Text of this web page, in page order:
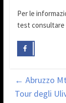
Per le
test consultare
← Abruzzo
Tour degli